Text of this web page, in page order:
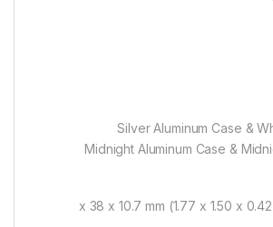
Silver Aluminum Case &
Midnight Aluminum Case &